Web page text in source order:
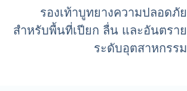
รองเท้าบูทยางความปลอดภัย
สำหรับพื้นที่เปียก ลื่น และอันตราย
ระดับอุตสาหกรรม